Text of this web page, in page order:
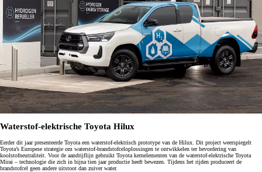
Waterstof-elektrische Toyota Hilux
Eerder dit jaar presenteerde Toyota een waterstof-elektrisch prototype van de Hilux. Dit project weerspiegelt
Toyota’s Europese strategie om waterstof-brandstofceloplossingen te ontwikkelen ter bevordering van
koolstofneutraliteit. Voor de aandrijflijn gebruikt Toyota kernelementen van de waterstof-elektrische Toyota
Mirai – technologie die zich in bijna tien jaar productie heeft bewezen. Tijdens het rijden produceert de
brandstofcel geen andere uitstoot dan zuiver water.